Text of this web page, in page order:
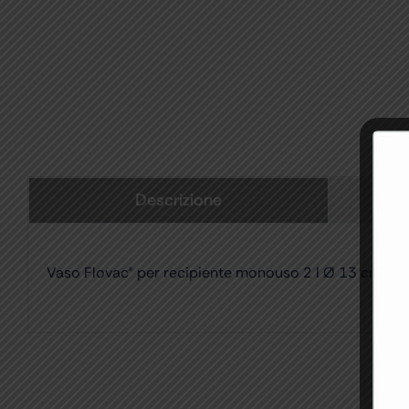
Descrizione
Vaso Flovac® per recipiente monouso 2 l Ø 13 cm